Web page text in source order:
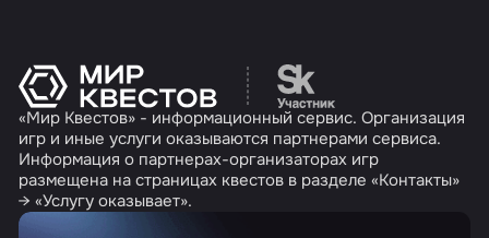
Перейти на сайт
«Мир Квестов» - информационный сервис. Организация
игр и иные услуги оказываются партнерами сервиса.
Информация о партнерах-организаторах игр
размещена на страницах квестов в разделе «Контакты»
→ «Услугу оказывает».